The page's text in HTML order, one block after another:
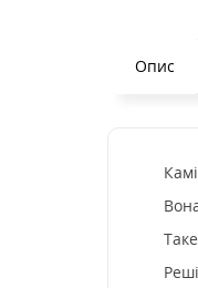
Опис